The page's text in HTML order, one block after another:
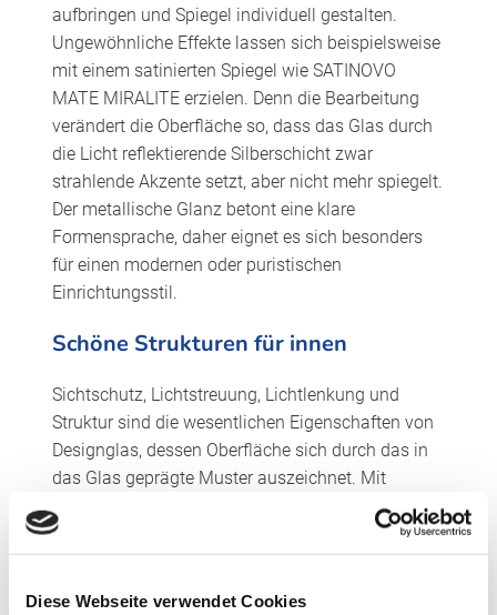
Diese Webseite verwendet Cookies
aufbringen und Spiegel individuell gestalten.
Ungewöhnliche Effekte lassen sich beispielsweise
mit einem satinierten Spiegel wie SATINOVO
MATE MIRALITE erzielen. Denn die Bearbeitung
verändert die Oberfläche so, dass das Glas durch
die Licht reflektierende Silberschicht zwar
strahlende Akzente setzt, aber nicht mehr spiegelt.
Der metallische Glanz betont eine klare
Formensprache, daher eignet es sich besonders
für einen modernen oder puristischen
Einrichtungsstil.
Schöne Strukturen für innen
Sichtschutz, Lichtstreuung, Lichtlenkung und
Struktur sind die wesentlichen Eigenschaften von
Designglas, dessen Oberfläche sich durch das in
das Glas geprägte Muster auszeichnet. Mit
Designglas
lässt sich Licht als architektonisches
Element einsetzen – je nach Struktur des Glases
für gezielte oder überraschende Effekte. Damit ist